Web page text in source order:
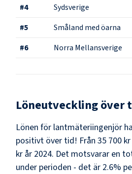
#4 Sydsverige
#5 Småland med öarna
#6 Norra Mellansverige
Löneutveckling över
Lönen för lantmäteriingenjör
positivt över tid! Från 35 700
kr år 2024. Det motsvarar en
under perioden - det är 2.6%